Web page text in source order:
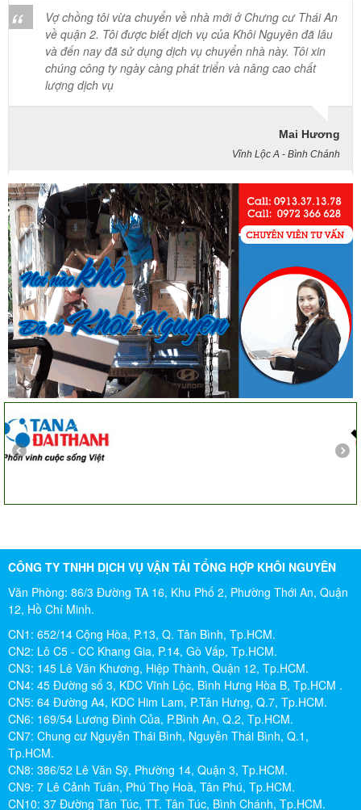
về quận 2. Tôi được biết dịch vụ của Khôi Nguyên đã lâu
và đến nay đã sử dụng dịch vụ chuyển nhà này. Tôi xin
chúng công ty ngày càng phát triển và nâng cao chất
lượng dịch vụ
Mai Hương
Vĩnh Lộc A - Bình Chánh
gói rất cẩn thận. Cô rất hài lòng
Cô Loan
Khảo sát nhanh, giá cả hợp lý. Nhân viên nhiệt tình. Chúc
công ty ngày càng phát triển. Cảm ơn Khôi Nguyên
Chị Tố Nhi
Tô Hiến Thành - Quận 10
CÔNG TY TNHH DỊCH VỤ VẬN TẢI TỔNG HỢP KHÔI NGUYÊN
Văn Phòng: 86/3 Đường TA 16, Khu Phố 2, Phường Thới An, Quận
12, Hồ Chí Minh.
CN1: 652/14 Cộng Hòa, P.13, Q. Tân Bình, Tp.HCM.
CN2: Lô C5 - CC Khang Gia, P.14, Gò Vấp, Tp.HCM.
CN3: 145 Lê Văn Khương, Hiệp Thành, Quận 12, Tp.HCM.
CN4: 45 Đường số 3, KDC Vĩnh Lộc, Bình Hưng Hòa B, Tp.HCM .
CN5: 64 Đường A4, KDC Him Lam, P.Tân Hưng, Q.7, Tp.HCM.
CN6: 169/54 Lương Đình Của, P.Bình An, Q.2, Tp.HCM.
CN7: Chung cư Nguyễn Thái Bình, Nguyễn Thái Bình, Q.1,
Tp.HCM.
CN8: 386/52 Lê Văn Sỹ, Phường 14, Quận 3, Tp.HCM.
CN9: 7 Lê Cảnh Tuân, Phú Thọ Hoà, Tân Phú, Tp.HCM.
CN10: 37 Đường Tân Túc, TT. Tân Túc, Bình Chánh, Tp.HCM.